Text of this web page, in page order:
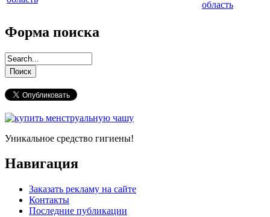
область
Форма поиска
Уникальное средство гигиены!
Навигация
Заказать рекламу на сайте
Контакты
Последние публикации